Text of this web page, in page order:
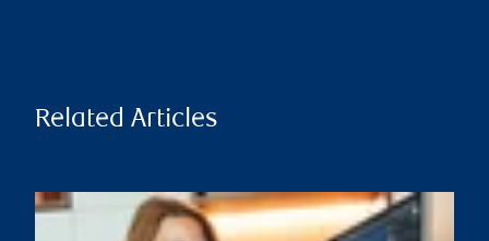
Related Articles